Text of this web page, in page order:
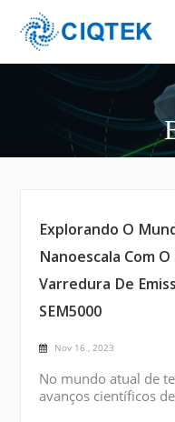
Explorando O
Nanoescala Com
Varredura De
SEM5000
Nov 16 , 2023
No mundo atual de
avanços científicos